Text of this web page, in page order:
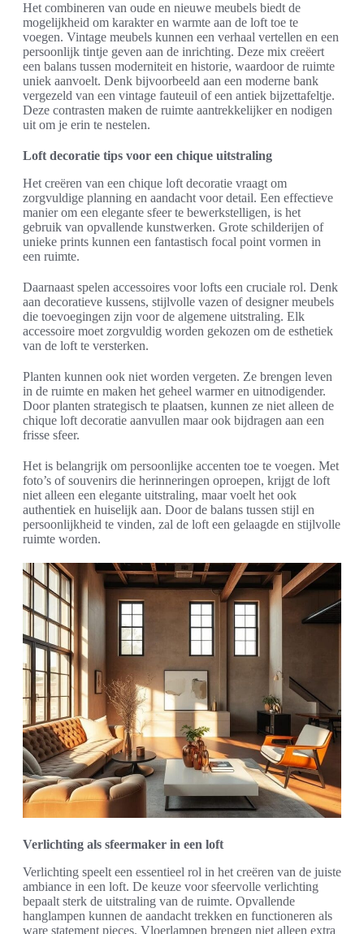
Het combineren van oude en nieuwe meubels biedt de
mogelijkheid om karakter en warmte aan de loft toe te
voegen. Vintage meubels kunnen een verhaal vertellen en een
persoonlijk tintje geven aan de inrichting. Deze mix creëert
een balans tussen moderniteit en historie, waardoor de ruimte
uniek aanvoelt. Denk bijvoorbeeld aan een moderne bank
vergezeld van een vintage fauteuil of een antiek bijzettafeltje.
Deze contrasten maken de ruimte aantrekkelijker en nodigen
uit om je erin te nestelen.
Loft decoratie tips voor een chique uitstraling
Het creëren van een chique loft decoratie vraagt om
zorgvuldige planning en aandacht voor detail. Een effectieve
manier om een elegante sfeer te bewerkstelligen, is het
gebruik van opvallende kunstwerken. Grote schilderijen of
unieke prints kunnen een fantastisch focal point vormen in
een ruimte.
Daarnaast spelen accessoires voor lofts een cruciale rol. Denk
aan decoratieve kussens, stijlvolle vazen of designer meubels
die toevoegingen zijn voor de algemene uitstraling. Elk
accessoire moet zorgvuldig worden gekozen om de esthetiek
van de loft te versterken.
Planten kunnen ook niet worden vergeten. Ze brengen leven
in de ruimte en maken het geheel warmer en uitnodigender.
Door planten strategisch te plaatsen, kunnen ze niet alleen de
chique loft decoratie aanvullen maar ook bijdragen aan een
frisse sfeer.
Het is belangrijk om persoonlijke accenten toe te voegen. Met
foto’s of souvenirs die herinneringen oproepen, krijgt de loft
niet alleen een elegante uitstraling, maar voelt het ook
authentiek en huiselijk aan. Door de balans tussen stijl en
persoonlijkheid te vinden, zal de loft een gelaagde en stijlvolle
ruimte worden.
Verlichting als sfeermaker in een loft
Verlichting speelt een essentieel rol in het creëren van de juiste
ambiance in een loft. De keuze voor sfeervolle verlichting
bepaalt sterk de uitstraling van de ruimte. Opvallende
hanglampen kunnen de aandacht trekken en functioneren als
ware statement pieces. Vloerlampen brengen niet alleen extra